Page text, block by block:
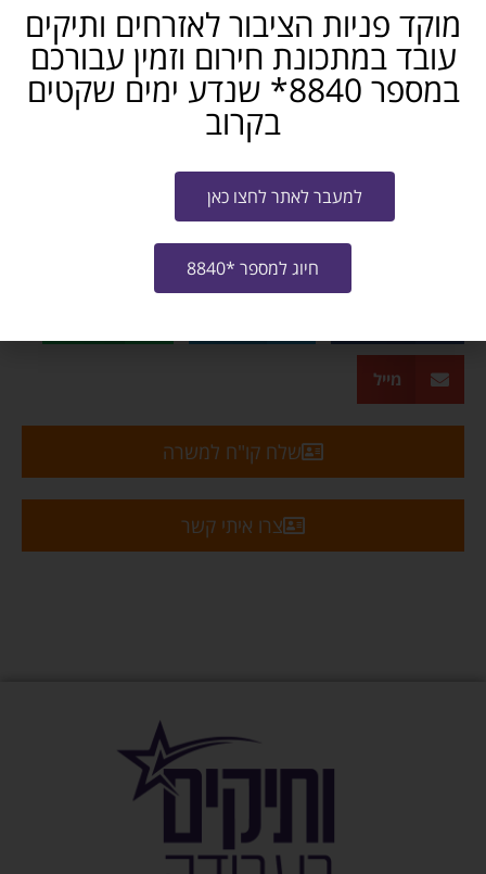
היקף העסקה
עד 120 שעות חודשיות.
10396
משרות בשירות המדינה
משרה חלקית 75%
ירושלים והסביבה
חושבים שאתם מכירים מישהו שמתאים? שתפו...
מייל
שלח קו"ח למשרה
צרו איתי קשר
מוקד פניות הציבור לאזרחים ותיקים
עובד במתכונת חירום וזמין עבורכם
במספר 8840* שנדע ימים שקטים
בקרוב
למעבר לאתר לחצו כאן
חיוג למספר *8840